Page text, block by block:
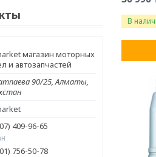
магазин моторных
и автозапчастей
90/25, Алматы,
409-96-65
756-50-78
В